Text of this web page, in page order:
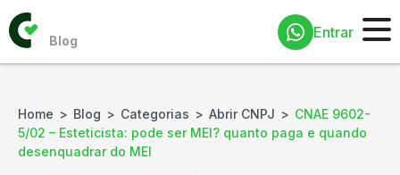
Entrar
Home Blog Categorias Abrir CNPJ
CNAE 9602-
5/02 – Esteticista: pode ser MEI? quanto paga e quando
desenquadrar do MEI